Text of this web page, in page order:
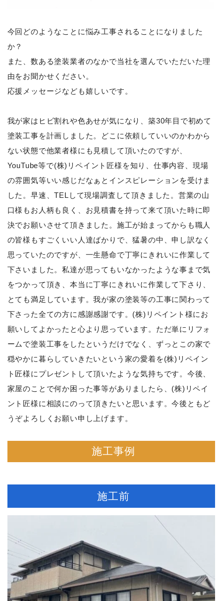
今回どのようなことに悩み工事されることになりました
か？
また、数ある塗装業者のなかで当社を選んでいただいた理
由をお聞かせください。
応援メッセージなども嬉しいです。
我が家はヒビ割れや色あせが気になり、築30年目で初めて
塗装工事を計画しました。どこに依頼していいのかわから
ない状態で他業者様にも見積して頂いたのですが、
YouTube等で(株)リペイント匠様を知り、仕事内容、現場
の雰囲気等いい感じだなぁとインスピレーションを受けま
した。早速、TELして現場調査して頂きました。営業の山
口様もお人柄も良く、お見積書を持って来て頂いた時に即
決でお願いさせて頂きました。施工が始まってからも職人
の皆様もすごくいい人達ばかりで、猛暑の中、申し訳なく
思っていたのですが、一生懸命で丁寧にきれいに作業して
下さいました。私達が思ってもいなかったような事まで気
をつかって頂き、本当に丁寧にきれいに作業して下さり、
とても満足しています。我が家の塗装等の工事に関わって
下さった全ての方に感謝感謝です。(株)リペイント様にお
願いしてよかったと心より思っています。ただ単にリフォ
ームで塗装工事をしたというだけでなく、ずっとこの家で
穏やかに暮らしていきたいという家の愛着を(株)リペイン
ト匠様にプレゼントして頂いたような気持ちです。今後、
家屋のことで何か困った事等がありましたら、(株)リペイ
ント匠様に相談にのって頂きたいと思います。今後ともど
うぞよろしくお願い申し上げます。
施工事例
施工前